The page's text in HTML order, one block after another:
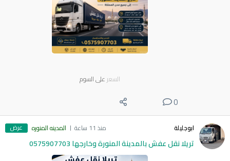
السعر على السوم
0
ابوجليلة منذ 11 ساعة المدينه المنوره عرض
تريلا نقل عفش بالمدينة المنورة وخارجها 0575907703